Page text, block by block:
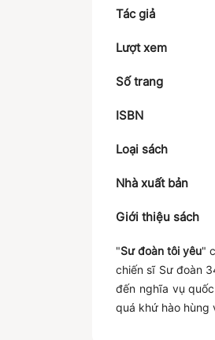
Tác giả
Lượt xem
Số trang
ISBN
Loại sách
Nhà xuất bản
Giới thiệu sách
"Sư đoàn tôi yêu"
chiến sĩ Sư đoàn
đến nghĩa vụ
quá khứ hào hùng